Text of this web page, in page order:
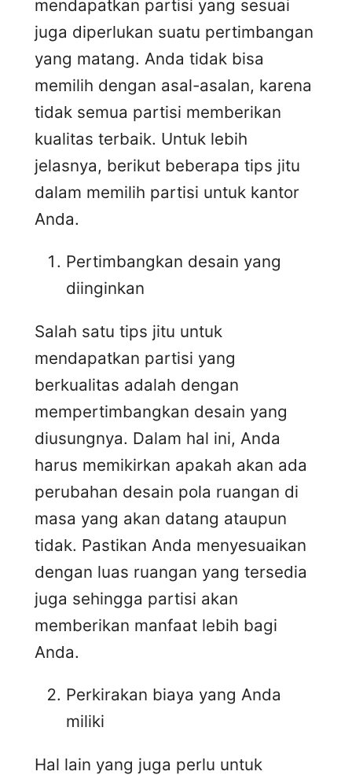
mendapatkan partisi yang sesuai
juga diperlukan suatu pertimbangan
yang matang. Anda tidak bisa
memilih dengan asal-asalan, karena
tidak semua partisi memberikan
kualitas terbaik. Untuk lebih
jelasnya, berikut beberapa tips jitu
dalam memilih partisi untuk kantor
Anda.
Pertimbangkan desain yang
diinginkan
Salah satu tips jitu untuk
mendapatkan partisi yang
berkualitas adalah dengan
mempertimbangkan desain yang
diusungnya. Dalam hal ini, Anda
harus memikirkan apakah akan ada
perubahan desain pola ruangan di
masa yang akan datang ataupun
tidak. Pastikan Anda menyesuaikan
dengan luas ruangan yang tersedia
juga sehingga partisi akan
memberikan manfaat lebih bagi
Anda.
Perkirakan biaya yang Anda
miliki
Hal lain yang juga perlu untuk